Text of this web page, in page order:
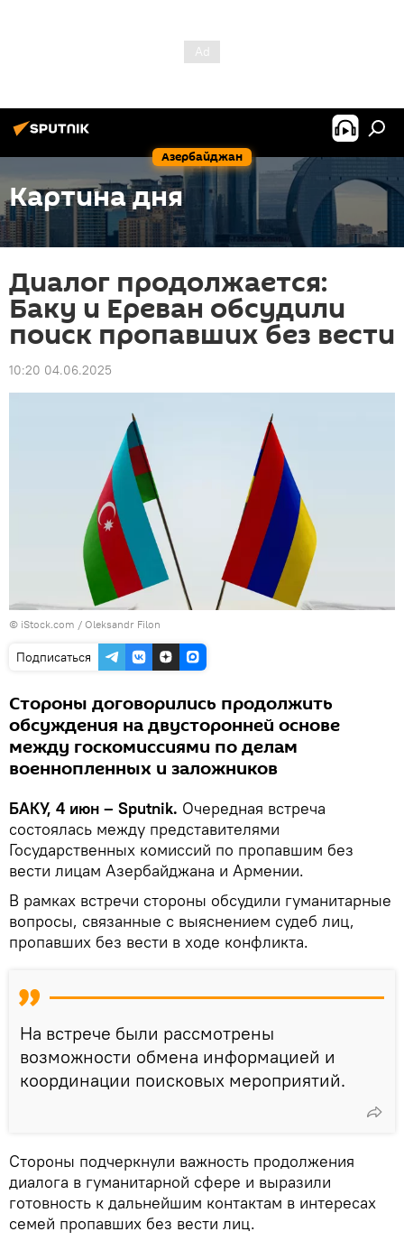
Азербайджан
Картина дня
Диалог продолжается:
Баку и Ереван обсудили
поиск пропавших без вести
10:20 04.06.2025
© iStock.com / Oleksandr Filon
Подписаться
Стороны договорились продолжить
обсуждения на двусторонней основе
между госкомиссиями по делам
военнопленных и заложников
БАКУ, 4 июн – Sputnik. Очередная встреча
состоялась между представителями
Государственных комиссий по пропавшим без
вести лицам Азербайджана и Армении.
В рамках встречи стороны обсудили гуманитарные
вопросы, связанные с выяснением судеб лиц,
пропавших без вести в ходе конфликта.
На встрече были рассмотрены
возможности обмена информацией и
координации поисковых мероприятий.
Стороны подчеркнули важность продолжения
диалога в гуманитарной сфере и выразили
готовность к дальнейшим контактам в интересах
семей пропавших без вести лиц.